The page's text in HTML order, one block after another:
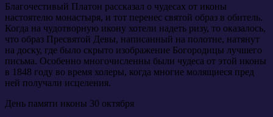
Благочестивый Платон рассказал о чудесах от иконы
настоятелю монастыря, и тот перенес святой образ в обитель.
Когда на чудотворную икону хотели надеть ризу, то оказалось,
что образ Пресвятой Девы, написанный на полотне, натянут
на доску, где было скрыто изображение Богородицы лучшего
письма. Особенно многочисленны были чудеса от этой иконы
в 1848 году во время холеры, когда многие молящиеся пред
ней получали исцеления.
День памяти иконы 30 октября